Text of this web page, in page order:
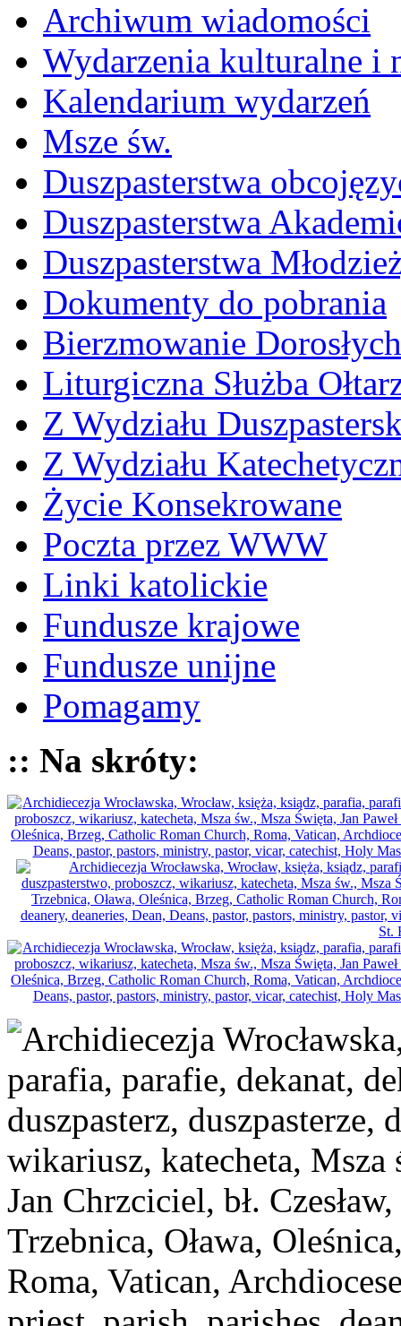
Archiwum wiadomości
Wydarzenia kulturalne i
Kalendarium wydarzeń
Msze św.
Duszpasterstwa
Duszpasterstwa
Duszpasterstwa
Dokumenty do pobrania
Bierzmowanie Dorosłych
Liturgiczna Służba
Z Wydziału
Z Wydziału
Życie Konsekrowane
Poczta przez WWW
Linki katolickie
Fundusze krajowe
Fundusze unijne
Pomagamy
:: Na skróty: